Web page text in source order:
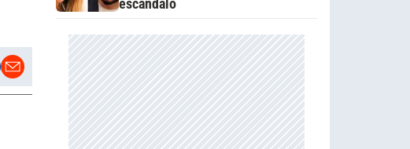
escándalo